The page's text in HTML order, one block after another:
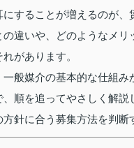
することが増えるのが、
の違いや、どのようなメ
があります。
一般媒介の基本的な仕組
順を追ってやさしく解説
針に合う募集方法を判